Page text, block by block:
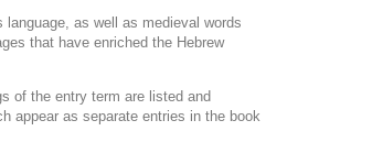
as well as medieval words
that have enriched the Hebrew
of the entry term are listed and
appear as separate entries in the book.